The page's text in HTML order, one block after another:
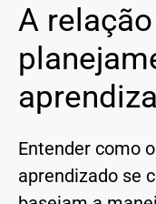
A
Entender como
aprendizado se